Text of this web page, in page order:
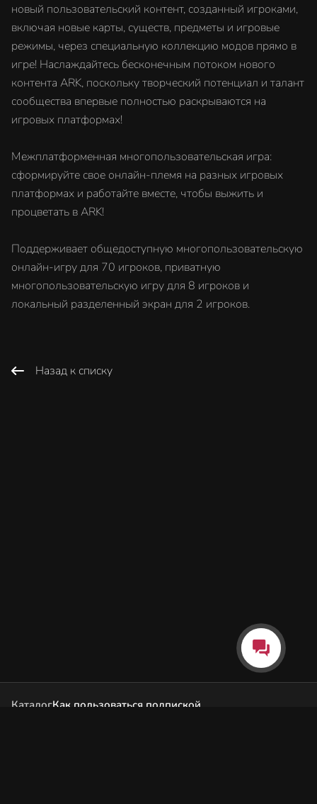
новый пользовательский контент, созданный игроками,
включая новые карты, существ, предметы и игровые
режимы, через специальную коллекцию модов прямо в
игре! Наслаждайтесь бесконечным потоком нового
контента ARK, поскольку творческий потенциал и талант
сообщества впервые полностью раскрываются на
игровых платформах!
Межплатформенная многопользовательская игра:
сформируйте свое онлайн-племя на разных игровых
платформах и работайте вместе, чтобы выжить и
процветать в ARK!
Поддерживает общедоступную многопользовательскую
онлайн-игру для 70 игроков, приватную
многопользовательскую игру для 8 игроков и
локальный разделенный экран для 2 игроков.
Назад к списку
КаталогКак пользоваться подпиской